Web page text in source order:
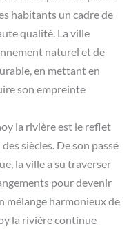
habitants un cadre de
qualité. La ville
naturel et de
en mettant en
son empreinte
la rivière est le reflet
siècles. De son passé
la ville a su traverser
pour devenir
mélange harmonieux de
la rivière continue